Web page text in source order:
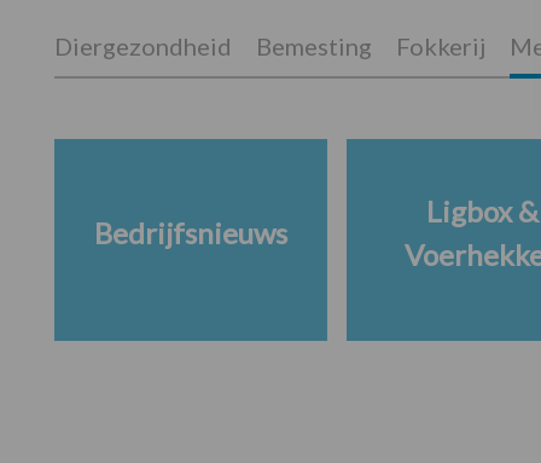
Diergezondheid Bemesting Fokkerij
Bedrijfsnieuws
Ligbox &